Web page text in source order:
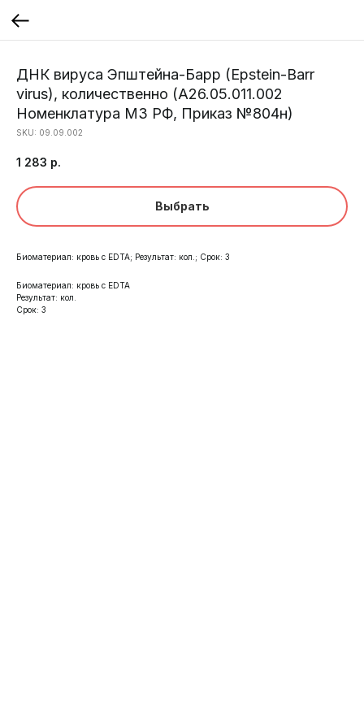
ДНК вируса Эпштейна-Барр (Epstein-Barr
virus), количественно (A26.05.011.002
Номенклатура МЗ РФ, Приказ №804н)
SKU: 09.09.002
1 283 р.
Выбрать
Биоматериал: кровь с EDTA; Результат: кол.; Срок: 3
Биоматериал: кровь с EDTA
Результат: кол.
Срок: 3